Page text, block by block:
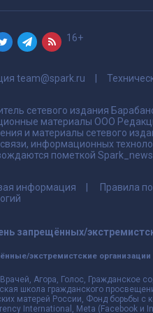
16+
team@spark.ru
сетевого издания
материалы ООО
и материалы сетевого
информационных
пометкой
информация Правила
запрещённых/
экстремистские
Агора, Голос, Гражданское
школа гражданского
матерей России, Фонд борьбы
International, Meta (Facebook и